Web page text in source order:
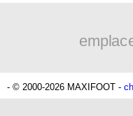
- © 2000-2026 MAXIFOOT -